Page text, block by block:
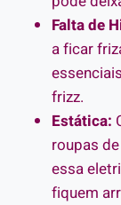
Falta de
a ficar
frizz.
Estática:
roupas
essa
fiquem